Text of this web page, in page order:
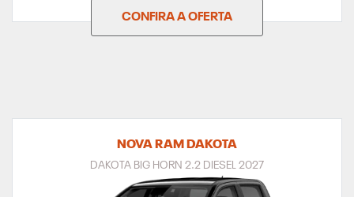
CONFIRA A OFERTA
NOVA RAM DAKOTA
DAKOTA BIG HORN 2.2 DIESEL 2027